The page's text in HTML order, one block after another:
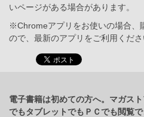
いページがある場合があります。
※Chromeアプリをお使いの場合、
ので、最新のアプリをご利用くださ
電子書籍は初めての方へ。マガス
でもタブレットでもＰＣでも閲覧で